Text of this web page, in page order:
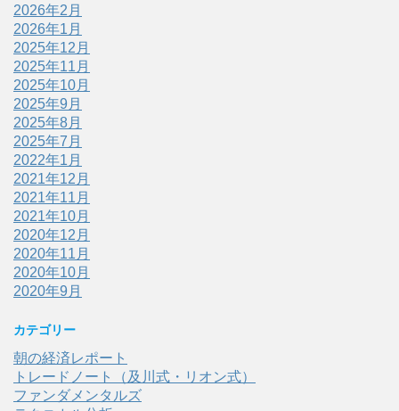
2026年2月
2026年1月
2025年12月
2025年11月
2025年10月
2025年9月
2025年8月
2025年7月
2022年1月
2021年12月
2021年11月
2021年10月
2020年12月
2020年11月
2020年10月
2020年9月
カテゴリー
朝の経済レポート
トレードノート（及川式・リオン式）
ファンダメンタルズ